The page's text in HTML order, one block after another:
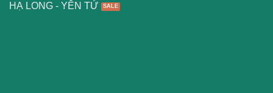
HẠ LONG - YÊN TỬ